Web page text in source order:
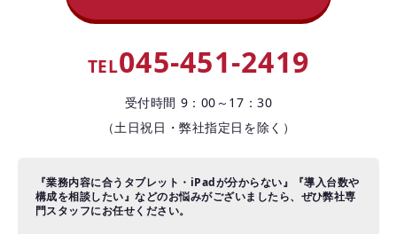
TEL045-451-2419
受付時間 9：00～17：30
（土日祝日・弊社指定日を除く）
『業務内容に合うタブレット・iPadが分からない』『導入台数や
構成を相談したい』などのお悩みがございましたら、ぜひ弊社専
門スタッフにお任せください。